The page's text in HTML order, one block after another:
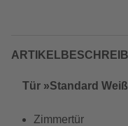
Tür »Standard
Zimmertür